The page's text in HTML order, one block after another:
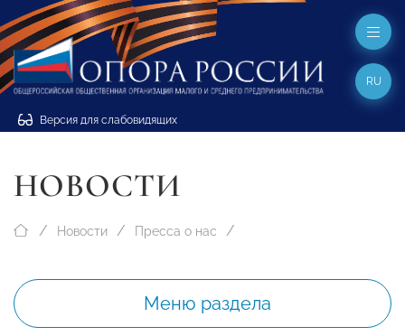
Версия для слабовидящих
RU
НОВОСТИ
Новости Пресса о нас
Меню раздела